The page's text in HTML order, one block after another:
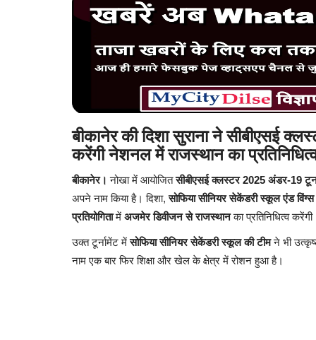
बीकानेर की दिशा सुराना ने सीबीएसई
करेंगी नेशनल में राजस्थान का
बीकानेर। नोखा में आयोजितसीबीएसई क्लस्टर 2025 अंडर-19
अपने नाम किया है। दिशा,सोफिया सीनियर सेकेंडरी स्कूल एंड
प्रतियोगितामें अजमेर डिवीजन से राजस्थानका प्रतिनिधित्व
उक्त टूर्नामेंट मेंसोफिया सीनियर सेकेंडरी स्कूल की टीमने भी
नाम एक बार फिर शिक्षा और खेल के क्षेत्र में रोशन हुआ है।